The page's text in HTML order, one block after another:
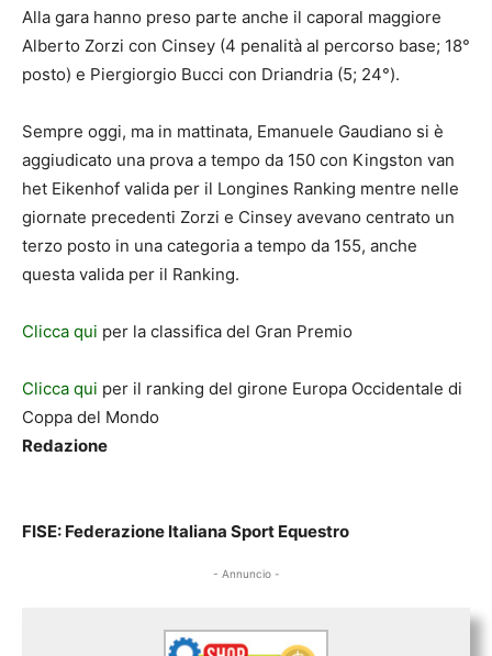
Alla gara hanno preso parte anche il caporal maggiore
Alberto Zorzi con Cinsey (4 penalità al percorso base; 18°
posto) e Piergiorgio Bucci con Driandria (5; 24°).
Sempre oggi, ma in mattinata, Emanuele Gaudiano si è
aggiudicato una prova a tempo da 150 con Kingston van
het Eikenhof valida per il Longines Ranking mentre nelle
giornate precedenti Zorzi e Cinsey avevano centrato un
terzo posto in una categoria a tempo da 155, anche
questa valida per il Ranking.
Clicca qui per la classifica del Gran Premio
Clicca qui per il ranking del girone Europa Occidentale di
Coppa del Mondo
Redazione
FISE: Federazione Italiana Sport Equestro
- Annuncio -